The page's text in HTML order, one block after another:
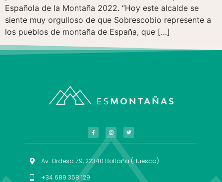
Española de la Montaña 2022. “Hoy este alcalde se
siente muy orgulloso de que Sobrescobio represente a
los pueblos de montaña de España, que […]
Av. Ordesa 79, 22340 Boltaña (Huesca)
+34 689 358 129